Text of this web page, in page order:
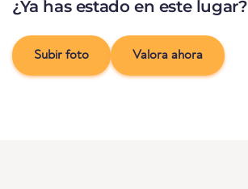
¿Ya has estado en este lugar?
Subir foto Valora ahora